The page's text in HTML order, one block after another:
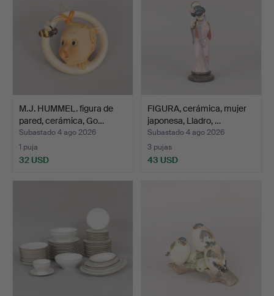
M.J. HUMMEL. figura de
pared, cerámica, Go…
Subastado 4 ago 2026
1 puja
32 USD
FIGURA, cerámica, mujer
japonesa, Lladro, …
Subastado 4 ago 2026
3 pujas
43 USD